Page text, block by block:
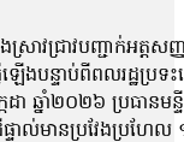
ងស្រាវជ្រាវបញ្ជាក់
ើឡើងបន្ទាប់ពីពលរដ្
ឆ្នាំ២០២៦ ប្រធានមន្
នប្រវែងប្រហែល ១ម៉